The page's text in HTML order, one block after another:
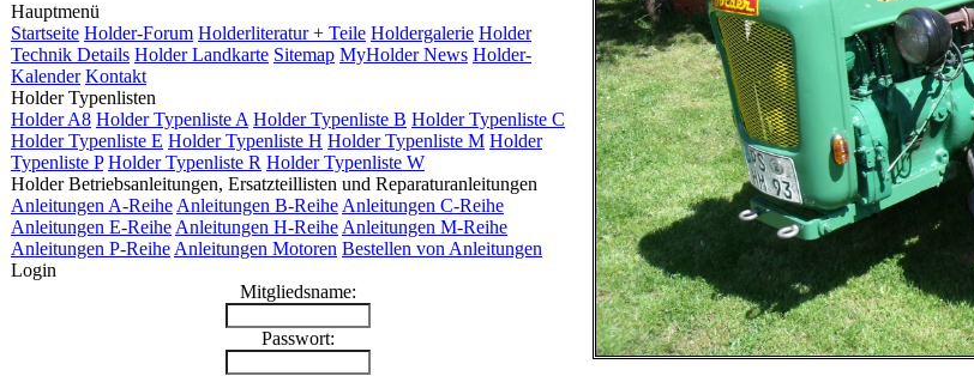
Hauptmenü
Startseite Holder-Forum Holderliteratur + Teile Holdergalerie Holder
Technik Details Holder Landkarte Sitemap MyHolder News Holder-
Kalender Kontakt
Holder Typenlisten
Holder A8 Holder Typenliste A Holder Typenliste B Holder Typenliste C
Holder Typenliste E Holder Typenliste H Holder Typenliste M Holder
Typenliste P Holder Typenliste R Holder Typenliste W
Holder Betriebsanleitungen, Ersatzteillisten und Reparaturanleitungen
Anleitungen A-Reihe Anleitungen B-Reihe Anleitungen C-Reihe
Anleitungen E-Reihe Anleitungen H-Reihe Anleitungen M-Reihe
Anleitungen P-Reihe Anleitungen Motoren Bestellen von Anleitungen
Login
Mitgliedsname:
Passwort: